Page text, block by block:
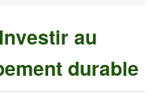
au
durable